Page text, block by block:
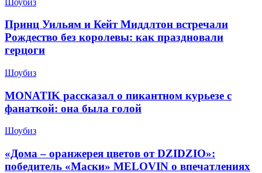
Принц Уильям и Кейт Миддлтон встречали
Рождество без королевы: как праздновали
герцоги
Шоубиз
MONATIK рассказал о пикантном курьезе с
фанаткой: она была голой
Шоубиз
«Дома – оранжерея цветов от DZIDZIO»:
победитель «Маски» MELOVIN о впечатлениях